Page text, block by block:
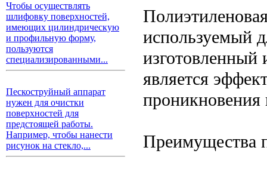
Чтобы осуществлять
шлифовку поверхностей,
имеющих цилиндрическую
и профильную форму,
пользуются
специализированными...
Пескоструйный аппарат
нужен для очистки
поверхностей для
предстоящей работы.
Например, чтобы нанести
рисунок на стекло,...
используемый
является
проникновения
Преимущества